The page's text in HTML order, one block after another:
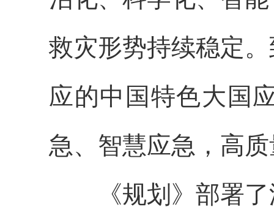
救灾形势持续稳定
应的中国特色大国
急、智慧应急，高
《规划》部署了